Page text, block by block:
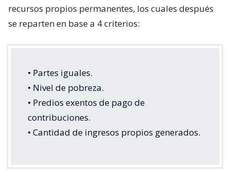
recursos propios permanentes, los cuales después
se reparten en base a 4 criterios:
• Partes iguales.
• Nivel de pobreza.
• Predios exentos de pago de
contribuciones.
• Cantidad de ingresos propios generados.